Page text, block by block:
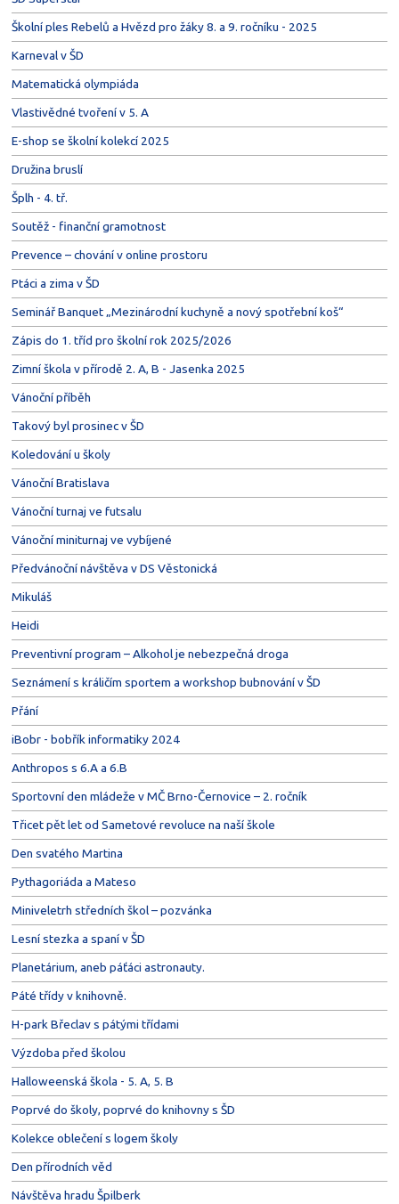
Školní ples Rebelů a Hvězd pro žáky 8. a 9. ročníku - 2025
Karneval v ŠD
Matematická olympiáda
Vlastivědné tvoření v 5. A
E-shop se školní kolekcí 2025
Družina bruslí
Šplh - 4. tř.
Soutěž - finanční gramotnost
Prevence – chování v online prostoru
Ptáci a zima v ŠD
Seminář Banquet „Mezinárodní kuchyně a nový spotřební koš“
Zápis do 1. tříd pro školní rok 2025/2026
Zimní škola v přírodě 2. A, B - Jasenka 2025
Vánoční příběh
Takový byl prosinec v ŠD
Koledování u školy
Vánoční Bratislava
Vánoční turnaj ve futsalu
Vánoční miniturnaj ve vybíjené
Předvánoční návštěva v DS Věstonická
Mikuláš
Heidi
Preventivní program – Alkohol je nebezpečná droga
Seznámení s králičím sportem a workshop bubnování v ŠD
Přání
iBobr - bobřík informatiky 2024
Anthropos s 6.A a 6.B
Sportovní den mládeže v MČ Brno-Černovice – 2. ročník
Třicet pět let od Sametové revoluce na naší škole
Den svatého Martina
Pythagoriáda a Mateso
Miniveletrh středních škol – pozvánka
Lesní stezka a spaní v ŠD
Planetárium, aneb páťáci astronauty.
Páté třídy v knihovně.
H-park Břeclav s pátými třídami
Výzdoba před školou
Halloweenská škola - 5. A, 5. B
Poprvé do školy, poprvé do knihovny s ŠD
Kolekce oblečení s logem školy
Den přírodních věd
Návštěva hradu Špilberk